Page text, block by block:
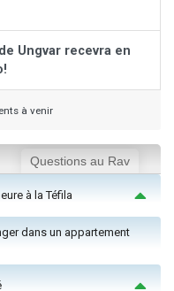
Ungvar recevra en
à venir
Questions au Rav
à la Téfila
dans un appartement